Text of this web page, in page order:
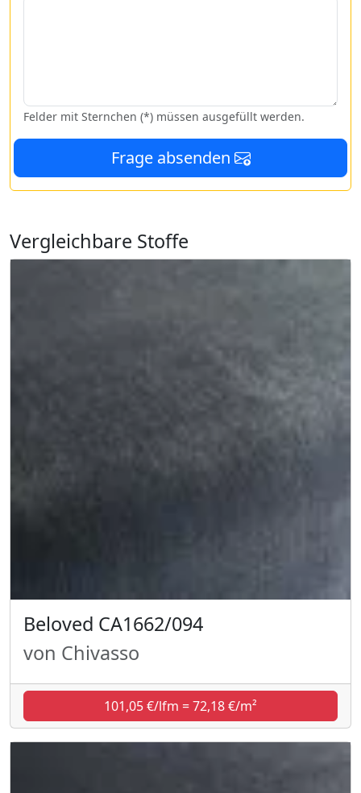
Felder mit Sternchen (*) müssen ausgefüllt werden.
Frage absenden
Vergleichbare Stoffe
Beloved CA1662/094
von Chivasso
101,05 €/lfm = 72,18 €/m²